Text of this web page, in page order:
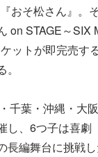
おそ松さん』。
on STAGE～SIX
ットが即完売す
千葉・沖縄・大
し、6つ子は喜劇
長編舞台に挑戦